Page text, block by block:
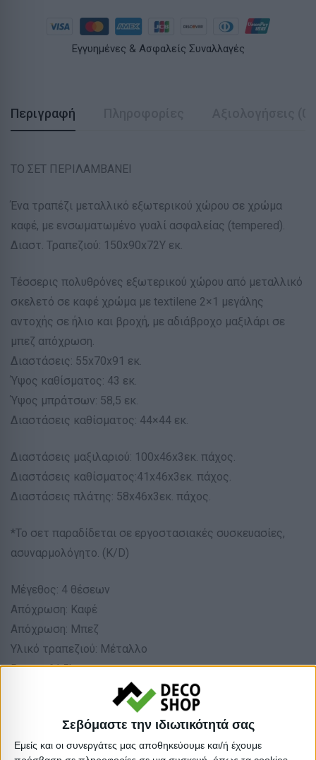
Σεβόμαστε την ιδιωτικότητά σας
Εμείς και οι συνεργάτες μας αποθηκεύουμε και/ή έχουμε
Εγγυημένες & Ασφαλείς Συναλλαγές
Περιγραφή
ΤΟ ΣΕΤ ΠΕΡΙΛΑΜΒΑΝΕΙ
Ένα τραπέζι μεταλλικό εξωτερικού χώρου σε χρώμα
καφέ, με ενσωματωμένο γυαλί ασφαλείας (tempered).
Διαστ. Τραπεζιού: 150x90x72Υ εκ.
Τέσσερις πολυθρόνες εξωτερικού χώρου από μεταλλικό
σκελετό σε καφέ χρώμα με textilene 2×1 μεγάλης
αντοχής σε ήλιο και βροχή, με αδιάβροχο μαξιλάρι σε
μπεζ απόχρωση.
Διαστάσεις: 55x70x91 εκ.
Ύψος καθίσματος: 43 εκ.
Ύψος μπράτσων: 58,5 εκ.
Διαστάσεις καθίσματος: 44×44 εκ.
Διαστάσεις μαξιλαριού: 100x46x3εκ. πάχος.
Διαστάσεις καθίσματος:41x46x3εκ. πάχος.
Διαστάσεις πλάτης: 58x46x3εκ. πάχος.
*Το σετ παραδίδεται σε εργοστασιακές συσκευασίες,
ασυναρμολόγητο. (K/D)
Μέγεθος: 4 θέσεων
Απόχρωση: Καφέ
Απόχρωση: Μπεζ
Υλικό τραπεζιού: Μέταλλο
Βαρος: 61.5kg
Ελάχιστη ποσότητα: 1
Επόμενη εκτιμώμενη ημερομηνία παραλαβής: